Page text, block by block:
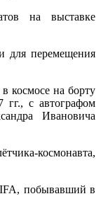
на выставке
перемещения
на борту
гг., с автографом
Ивановича
космонавта,
побывавший в